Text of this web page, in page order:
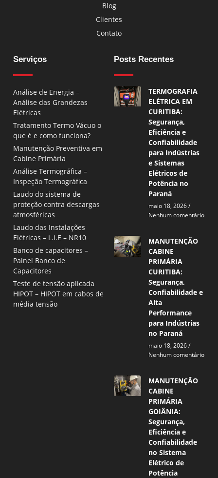
Blog
Clientes
Contato
Serviços
Análise de Energia –
Análise das Grandezas
Elétricas
Tratamento Termo Vácuo o
que é e como funciona?
Manutenção Preventiva em
Cabine Primária
Análise Termográfica –
Inspeção Termográfica
Laudo do sistema de
proteção contra descargas
atmosféricas
Laudo das Instalações
Elétricas – L.I.E – NR10
Banco de capacitores –
Painel Banco de
Capacitores
Teste de tensão aplicada
HIPOT – HIPOT em cabos de
média tensão
Posts Recentes
TERMOGRAFIA
ELÉTRICA EM
CURITIBA:
Segurança,
Eficiência e
Confiabilidade
para Indústrias
e Sistemas
Elétricos de
Potência no
Paraná
maio 18, 2026
Nenhum comentário
MANUTENÇÃO
CABINE
PRIMÁRIA
CURITIBA:
Segurança,
Confiabilidade e
Alta
Performance
para Indústrias
no Paraná
maio 18, 2026
Nenhum comentário
MANUTENÇÃO
CABINE
PRIMÁRIA
GOIÂNIA:
Segurança,
Eficiência e
Confiabilidade
no Sistema
Elétrico de
Potência